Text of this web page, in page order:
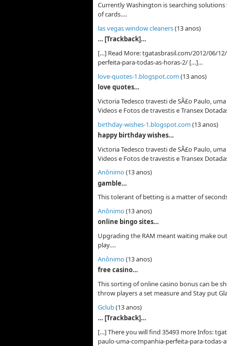
Currently Washington is searching
of cards….
las vegas window cleaners(13 anos)
… [Trackback]…
[…] Read More: tgatasbrasil.com/2012/06/
perfeita-para-todas-as-horas-2/ […]…
love-quotes-1.blogspot.com (13 anos)
love quotes…
Victoria Tedesco travesti de SÃ£o Paulo,
Videos e Fotos de travestis e Transex
birthday-wishes-1.blogspot.com (13 anos)
happy birthday wishes…
Victoria Tedesco travesti de SÃ£o Paulo,
Videos e Fotos de travestis e Transex
Anônimo(13 anos)
gamble…
This tolerant of betting is a matter of
Anônimo(13 anos)
online bingo sites…
Upgrading the RAM meant waiting make
play….
Anônimo(13 anos)
free casino…
This sorting of online casino bonus can be
throw players a set measure and Stay put
Gclub(13 anos)
… [Trackback]…
[…] There you will find 35493 more Infos:
paulo-uma-companhia-perfeita-para-todas-